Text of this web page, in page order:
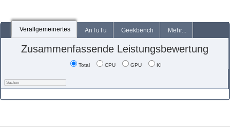
Verallgemeinertes AnTuTu Geekbench Mehr...
Zusammenfassende Leistungsbewertung
Total CPU GPU KI